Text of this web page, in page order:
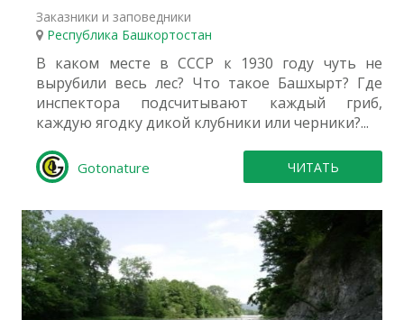
Заказники и заповедники
Республика Башкортостан
В каком месте в СССР к 1930 году чуть не
вырубили весь лес? Что такое Башхырт? Где
инспектора подсчитывают каждый гриб,
каждую ягодку дикой клубники или черники?...
Gotonature ЧИТАТЬ